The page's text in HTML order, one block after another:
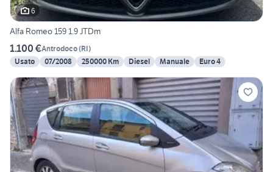
6
Alfa Romeo 159 1.9 JTDm
1.100 €Antrodoco(RI)
Usato
07/2008 250000 Km Diesel Manuale Euro 4